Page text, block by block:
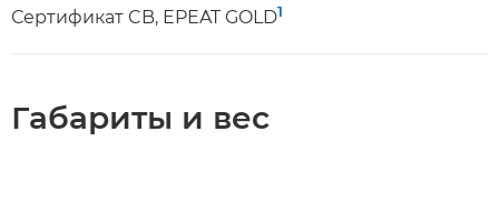
Сертификат CB, EPEAT GOLD1
Габариты и вес